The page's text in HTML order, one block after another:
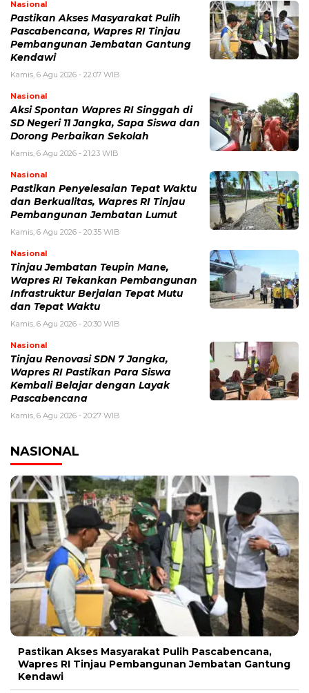
Nasional
Pastikan Akses Masyarakat Pulih
Pascabencana, Wapres RI Tinjau
Pembangunan Jembatan Gantung
Kendawi
Kamis, 6 Agu 2026 - 22:07 WIB
Nasional
Aksi Spontan Wapres RI Singgah di
SD Negeri 11 Jangka, Sapa Siswa dan
Dorong Perbaikan Sekolah
Kamis, 6 Agu 2026 - 21:23 WIB
Nasional
Pastikan Penyelesaian Tepat Waktu
dan Berkualitas, Wapres RI Tinjau
Pembangunan Jembatan Lumut
Kamis, 6 Agu 2026 - 20:35 WIB
Nasional
Tinjau Jembatan Teupin Mane,
Wapres RI Tekankan Pembangunan
Infrastruktur Berjalan Tepat Mutu
dan Tepat Waktu
Kamis, 6 Agu 2026 - 20:30 WIB
Nasional
Tinjau Renovasi SDN 7 Jangka,
Wapres RI Pastikan Para Siswa
Kembali Belajar dengan Layak
Pascabencana
Kamis, 6 Agu 2026 - 20:27 WIB
NASIONAL
Pastikan Akses Masyarakat Pulih Pascabencana,
Wapres RI Tinjau Pembangunan Jembatan Gantung
Kendawi